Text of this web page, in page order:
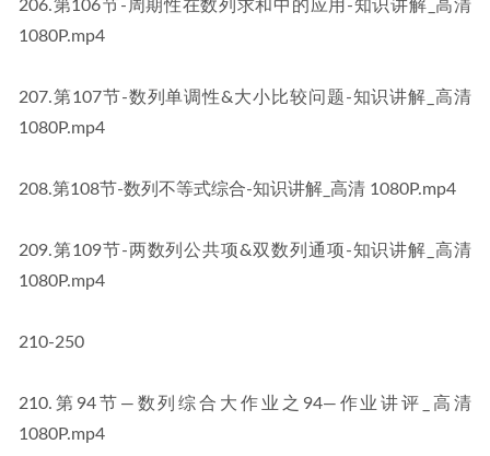
​206​.第106节-周期性在数列求和中的应用-知识讲解_高清
1080P​​.mp4
​207​.第107节-数列单调性&大小比较问题-知识讲解_高清
1080P​​.mp4
​208​.第108节-数列不等式综合-知识讲解_高清 1080P​​.mp4
​209​.第109节-两数列公共项&双数列通项-知识讲解_高清
1080P​​.mp4
210-250
210.第94节—数列综合大作业之94—作业讲评_高清
1080P.mp4